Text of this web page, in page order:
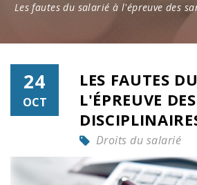
Les fautes du salarié à l'épreuve des
24
OCT
LES FAUTES
L'ÉPREUVE
Droits du salarié